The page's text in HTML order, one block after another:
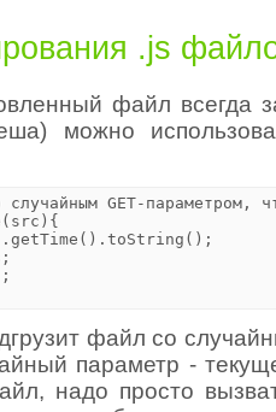
.js
файл всегда
можно
GET-параметром,
файл со
параметр -
надо просто